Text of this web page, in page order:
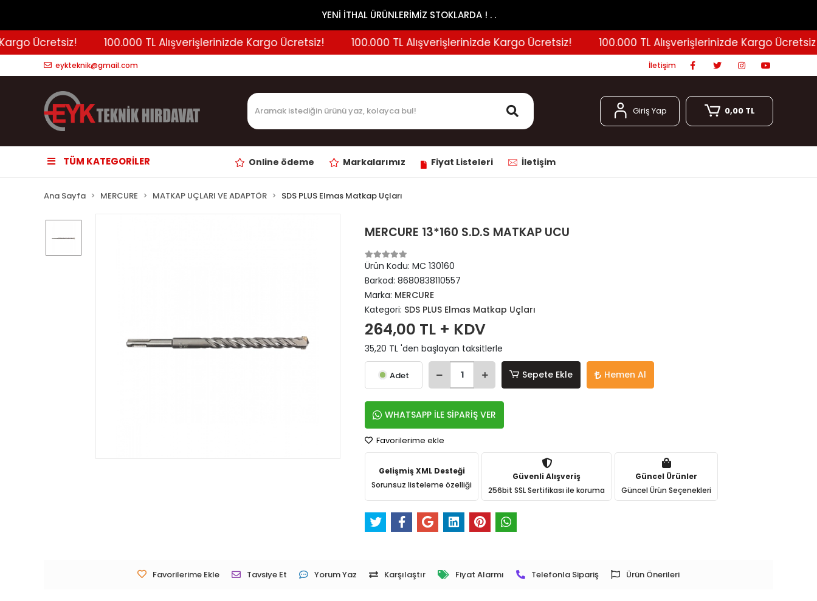
YENİ İTHAL ÜRÜNLERİMİZ STOKLARDA ! . .
Ücretsiz! 100.000 TL Alışverişlerinizde Kargo Ücretsiz! 100.000 TL Alışverişlerinizde Kargo Ücretsiz! 100.000 TL Alışverişlerinizde Kargo Ücretsiz!
eykteknik@gmail.com İletişim
Giriş Yap 0,00 TL
TÜM KATEGORİLER Online ödeme Markalarımız Fiyat Listeleri İletişim
Ana Sayfa MERCURE MATKAP UÇLARI VE ADAPTÖR SDS PLUS Elmas Matkap Uçları
MERCURE 13*160 S.D.S MATKAP UCU
Ürün Kodu:MC 130160
Barkod:8680838110557
Marka: MERCURE
Kategori: SDS PLUS Elmas Matkap Uçları
264,00 TL + KDV
35,20 TL 'den başlayan taksitlerle
Adet Sepete Ekle Hemen Al
WHATSAPP İLE SİPARİŞ VER
Favorilerime ekle
Gelişmiş XML Desteği
Sorunsuz listeleme özelliği
Güvenli Alışveriş
256bit SSL Sertifikası ile koruma
Güncel Ürünler
Güncel Ürün Seçenekleri
Favorilerime Ekle Tavsiye Et Yorum Yaz Karşılaştır Fiyat Alarmı Telefonla Sipariş Ürün Önerileri